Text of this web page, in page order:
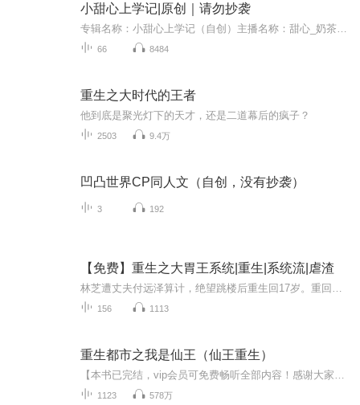
小甜心上学记|原创｜请勿抄袭
66 8484
重生之大时代的王者
他到底是聚光灯下的天才，还是二道幕后的疯子？
2503 9.4万
凹凸世界CP同人文（自创，没有抄袭）
3 192
【免费】重生之大胃王系统|重生|系统流|虐渣
156 1113
重生都市之我是仙王（仙王重生）
1123 578万